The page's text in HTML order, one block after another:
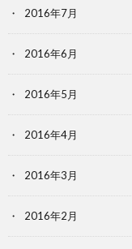
2016年7月
2016年6月
2016年5月
2016年4月
2016年3月
2016年2月